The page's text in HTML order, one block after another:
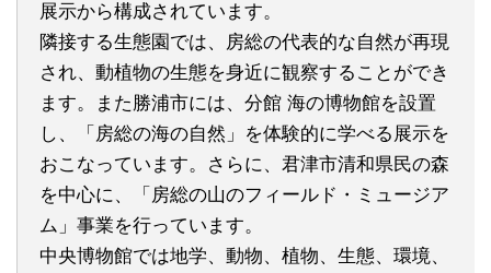
展示から構成されています。
隣接する生態園では、房総の代表的な自然が再現
され、動植物の生態を身近に観察することができ
ます。また勝浦市には、分館 海の博物館を設置
し、「房総の海の自然」を体験的に学べる展示を
おこなっています。さらに、君津市清和県民の森
を中心に、「房総の山のフィールド・ミュージア
ム」事業を行っています。
中央博物館では地学、動物、植物、生態、環境、